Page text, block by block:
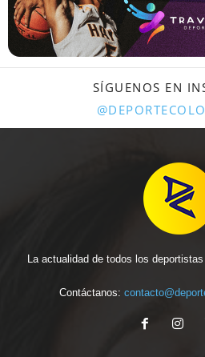
SÍGUENOS EN
La actualidad de todos los
Contáctanos: